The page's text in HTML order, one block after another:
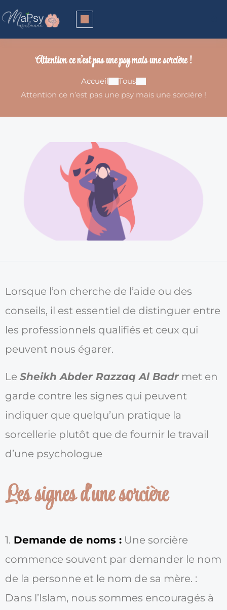
Attention ce n’est pas une psy mais une sorcière !
Accueil
Tous
Attention ce n’est pas une psy mais une sorcière !
Lorsque l’on cherche de l’aide ou des
conseils, il est essentiel de distinguer entre
les professionnels qualifiés et ceux qui
peuvent nous égarer.
Le Sheikh Abder Razzaq Al Badr met en
garde contre les signes qui peuvent
indiquer que quelqu’un pratique la
sorcellerie plutôt que de fournir le travail
d’une psychologue
Les signes d'une sorcière
1. Demande de noms : Une sorcière
commence souvent par demander le nom
de la personne et le nom de sa mère. :
Dans l’Islam, nous sommes encouragés à